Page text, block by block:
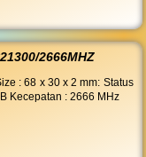
2666MHZ
: 68 x 30 x 2 mm: Status
Kecepatan : 2666 MHz